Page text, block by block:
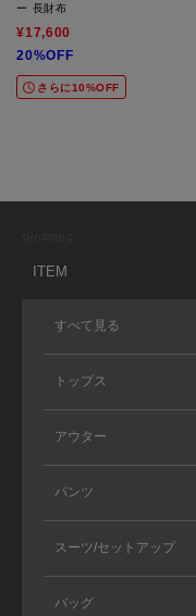
ー 長財布
¥17,600
20%OFF
さらに10%OFF
ITEM
すべて見る
トップス
アウター
パンツ
スーツ/セットアップ
バッグ